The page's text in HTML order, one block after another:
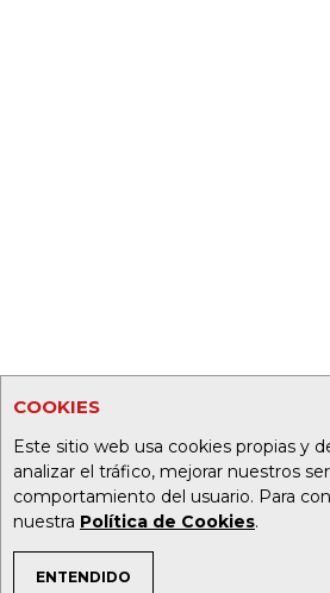
COOKIES
Este sitio web usa cookies propias y
analizar el tráfico, mejorar nuestros
comportamiento del usuario. Para
nuestra Política de Cookies.
ENTENDIDO